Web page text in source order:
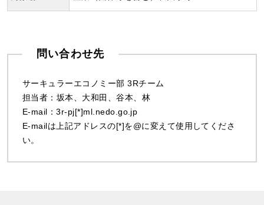
問い合わせ先
サーキュラーエコノミー部 3Rチーム
担当者：坂本、大和田、谷本、林
E-mail：3r-pj[*]ml.nedo.go.jp
E-mailは上記アドレスの[*]を@に変えて使用してくださ
い。